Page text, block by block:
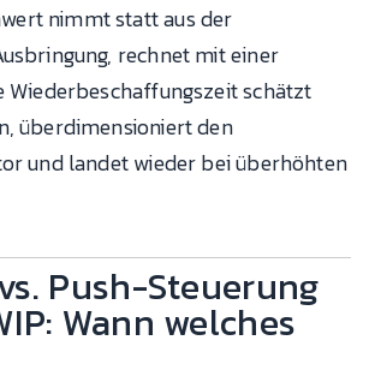
nimmt statt aus der
rechnet mit einer
Wiederbeschaffungszeit schätzt
überdimensioniert den
und landet wieder bei überhöhten
Push-Steuerung
Wann welches